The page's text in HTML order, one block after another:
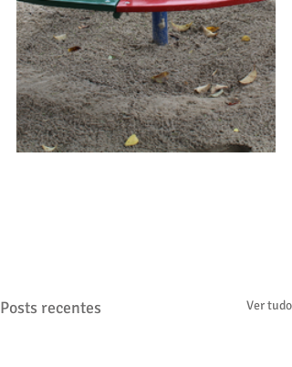
Posts recentes Ver tudo